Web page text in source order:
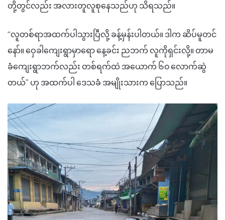
တို့တွင်လည်း အလားတူလူစုနေသည်ဟု သိရသည်။
“လူတစ်ရာအထက်ပါသွားပြီလို့ ခန့်မှန်းပါတယ်။ ဒါက ဆိပ်မူတင်
နော်။ ဝှေခါကျေးရွာမှာရော နေ့ခင်း ညဘက် လူကိုရှင်းလို့။ တာမ
ခံကျေးရွာဘက်လည်း တစ်ရက်ထဲ​ အယောက် ၆၀ လောက်ဆွဲ
တယ်” ဟု အထက်ပါ ဒေသခံ အမျိုးသားက ပြောသည်။